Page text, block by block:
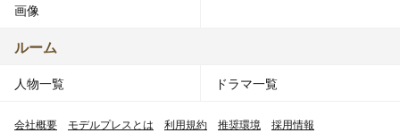
画像
ルーム
人物一覧 ドラマ一覧
会社概要 モデルプレスとは 利用規約 推奨環境 採用情報